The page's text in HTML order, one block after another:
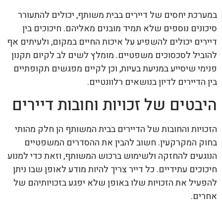
במערכת יחסים של דיירים בבית משותף, יכולים להתעורר
סיכונים נוספים שלא תמיד מובנים מאליהם. חיכוכים בין
דיירים יכולים להשפיע על איכות החיים במקום, ולעיתים אף
להוביל לסכסוכים משפטיים. מומלץ לשים לב לקיום תקנון
פנימי שיסייע במניעת בעיות, וכן לקיים מפגשים תקופתיים
בין הדיירים לדיון בנושאים רלוונטיים.
היבטים של זכויות וחובות דיירים
הזכויות והחובות של הדיירים בבית המשותף הן חלק מהותי
בחוק המקרקעין. חשוב להבין את ההסדרים המשפטיים
הנוגעים להחזקה ולשימוש ברכוש המשותף, וזאת כדי למנוע
חיכוכים עתידיים. כל דייר צריך להיות מודע לאופן שבו ניתן
להפעיל את הזכויות שלו באופן שלא יפגע בזכויותיהם של
אחרים.